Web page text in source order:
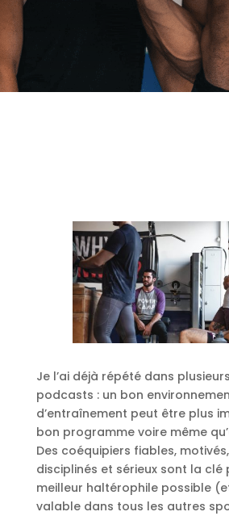
Je l’ai déjà répété dans
podcasts : un bon
d’entraînement peut être plus
bon programme voire même
Des coéquipiers fiables,
disciplinés et sérieux sont la clé
meilleur haltérophile possible
valable dans tous les autres